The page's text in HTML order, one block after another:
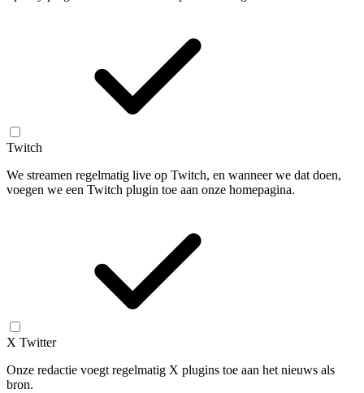
Twitch
We streamen regelmatig live op Twitch, en wanneer we dat doen,
voegen we een Twitch plugin toe aan onze homepagina.
X Twitter
Onze redactie voegt regelmatig X plugins toe aan het nieuws als
bron.